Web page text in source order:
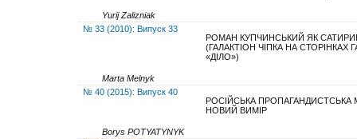
Yurij Zalizniak
№ 33 (2010): Випуск 33
РОМАН КУПЧИНСЬКИЙ ЯК
(ГАЛАКТІОН ЧІПКА НА СТОРІНКАХ
«ДІЛО»)
Marta Melnyk
№ 40 (2015): Випуск 40
РОСІЙСЬКА ПРОПАГАНДИСТСЬКА
НОВИЙ ВИМІР
Borys POTYATYNYK